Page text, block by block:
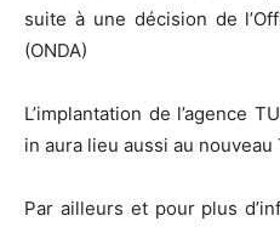
suite à une décision de
(ONDA)
L’implantation de l’agence
in aura lieu aussi au nouveau
Par ailleurs et pour plus